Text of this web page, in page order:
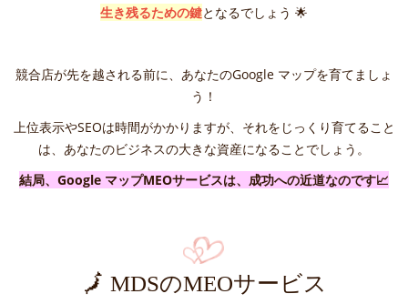
生き残るための鍵となるでしょう 🌟
競合店が先を越される前に、あなたのGoogle マップを育てましょ
う！
上位表示やSEOは時間がかかりますが、それをじっくり育てること
は、あなたのビジネスの大きな資産になることでしょう。
結局、Google マップMEOサービスは、成功への近道なのです📈
🗾 MDSのMEOサービス